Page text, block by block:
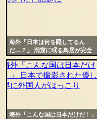
海外「日本は何を隠してるん
だ…？」 洞窟に眠る鳥居が完全
に異世界への門だと話題に
海外「こんな国は日本だけだ！」